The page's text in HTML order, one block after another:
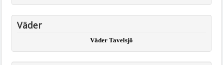
Väder
Väder Tavelsjö